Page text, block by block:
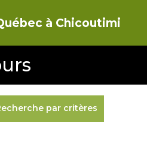
à Chicoutimi
par critères